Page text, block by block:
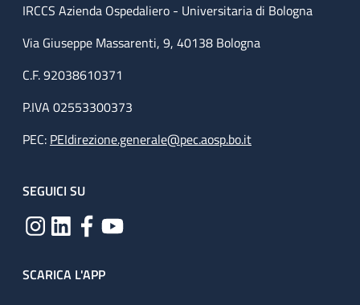
IRCCS Azienda Ospedaliero - Universitaria di Bologna
Via Giuseppe Massarenti, 9, 40138 Bologna
C.F. 92038610371
P.IVA 02553300373
PEC: PEIdirezione.generale@pec.aosp.bo.it
SEGUICI SU
SCARICA L'APP